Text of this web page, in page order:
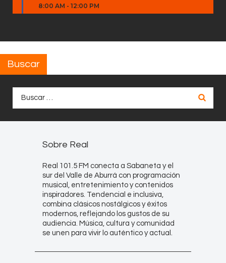
8:00 AM - 12:00 PM
Buscar
Sobre Real
Real 101.5 FM conecta a Sabaneta y el
sur del Valle de Aburrá con programación
musical, entretenimiento y contenidos
inspiradores. Tendencial e inclusiva,
combina clásicos nostálgicos y éxitos
modernos, reflejando los gustos de su
audiencia. Música, cultura y comunidad
se unen para vivir lo auténtico y actual.